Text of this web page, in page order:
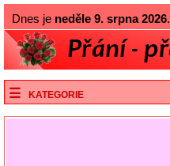
Dnes je neděle 9. srpna 2026.
KATEGORIE